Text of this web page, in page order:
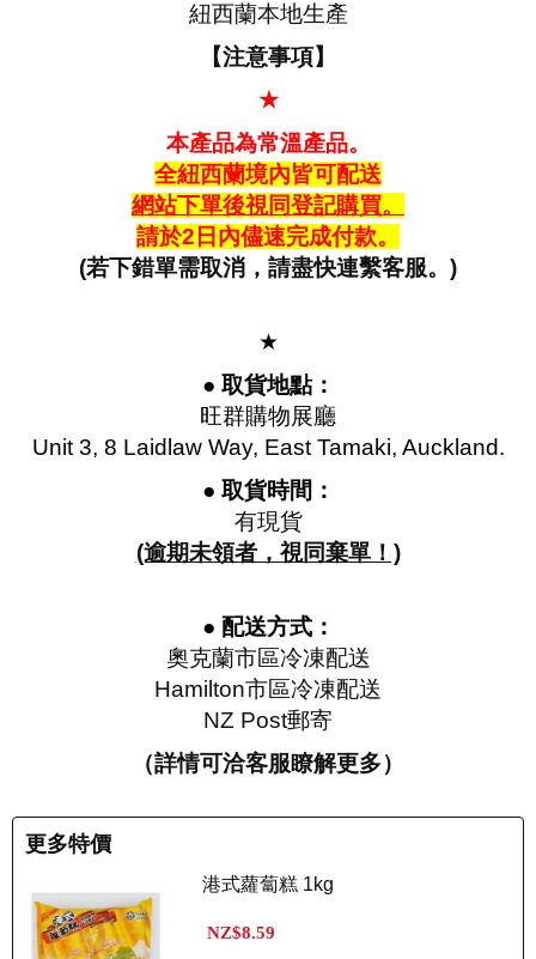
紐西蘭本地生產
【注意事項】
★
本產品為常溫產品。
全紐西蘭境內皆可配送
網站下單後視同登記購買。
請於2日內儘速完成付款。
(若下錯單需取消，請盡快連繫客服。)
★
● 取貨地點：
旺群購物展廳
Unit 3, 8 Laidlaw Way, East Tamaki, Auckland.
● 取貨時間：
有現貨
(逾期未領者，視同棄單！)
● 配送方式：
奧克蘭市區冷凍配送
Hamilton市區冷凍配送
NZ Post郵寄
（詳情可洽客服瞭解更多）
更多特價
港式蘿蔔糕 1kg
NZ$8.59